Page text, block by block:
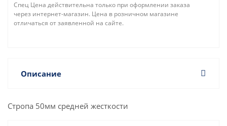
Спец Цена действительна только при оформлении заказа
через интернет-магазин. Цена в розничном магазине
отличаться от заявленной на сайте.
Описание
Стропа 50мм средней жесткости